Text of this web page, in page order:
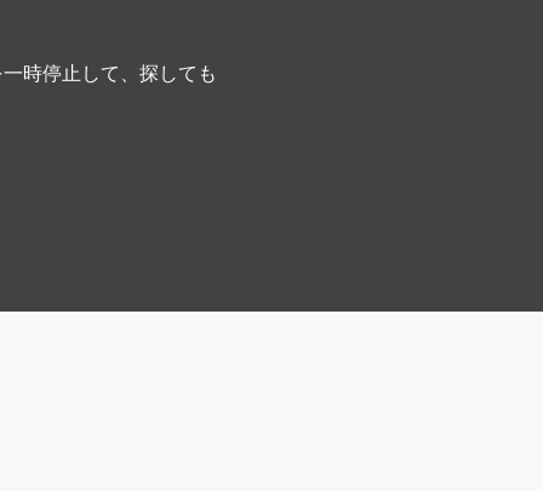
時停止して、探しても